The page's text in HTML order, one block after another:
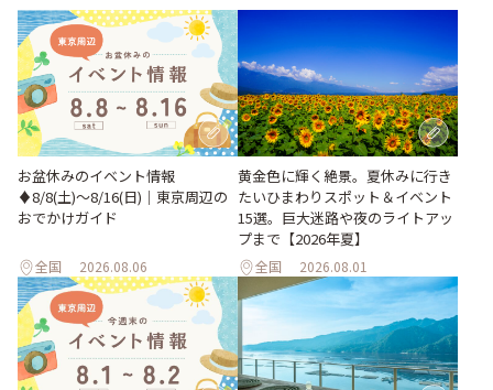
お盆休みのイベント情報
♦︎8/8(土)〜8/16(日)｜東京周辺の
おでかけガイド
全国 2026.08.06
黄金色に輝く絶景。夏休みに行き
たいひまわりスポット＆イベント
15選。巨大迷路や夜のライトアッ
プまで【2026年夏】
全国 2026.08.01